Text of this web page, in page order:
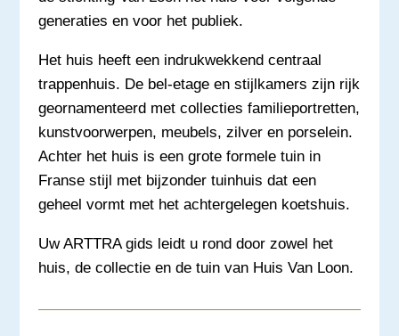
generaties en voor het publiek.
Het huis heeft een indrukwekkend centraal
trappenhuis. De bel-etage en stijlkamers zijn rijk
geornamenteerd met collecties familieportretten,
kunstvoorwerpen, meubels, zilver en porselein.
Achter het huis is een grote formele tuin in
Franse stijl met bijzonder tuinhuis dat een
geheel vormt met het achtergelegen koetshuis.
Uw ARTTRA gids leidt u rond door zowel het
huis, de collectie en de tuin van Huis Van Loon.